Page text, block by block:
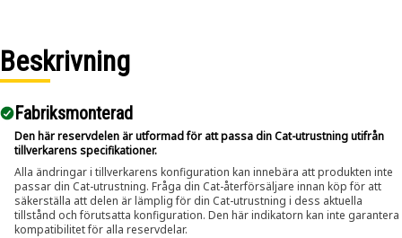
Beskrivning
Fabriksmonterad
Den här reservdelen är utformad för att passa din Cat-utrustning utifrån
tillverkarens specifikationer.
Alla ändringar i tillverkarens konfiguration kan innebära att produkten inte
passar din Cat-utrustning. Fråga din Cat-återförsäljare innan köp för att
säkerställa att delen är lämplig för din Cat-utrustning i dess aktuella
tillstånd och förutsatta konfiguration. Den här indikatorn kan inte garantera
kompatibilitet för alla reservdelar.